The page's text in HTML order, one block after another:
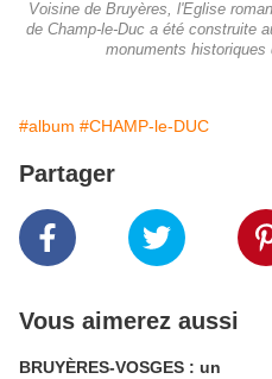
Voisine de Bruyères, l'Eglise
de Champ-le-Duc a été construite
monuments historiques
#album #CHAMP-le-DUC
Partager
Vous aimerez aussi
BRUYÈRES-VOSGES : un